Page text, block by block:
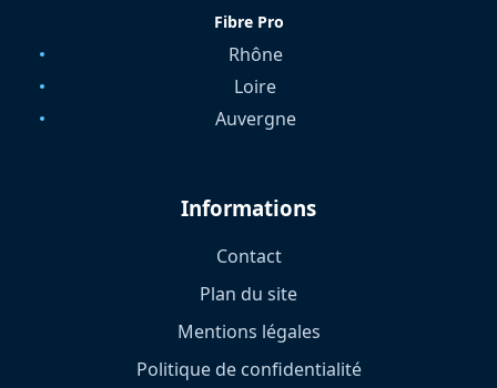
Fibre Pro
Rhône
Loire
Auvergne
Informations
Contact
Plan du site
Mentions légales
Politique de confidentialité